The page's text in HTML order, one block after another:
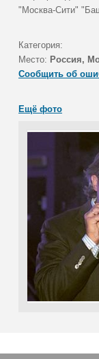
"Москва-Сити"
Категория:
Место: Россия,
Сообщить об
Ещё фото